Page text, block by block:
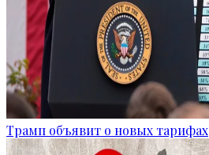
Трамп объявит о новых тарифах